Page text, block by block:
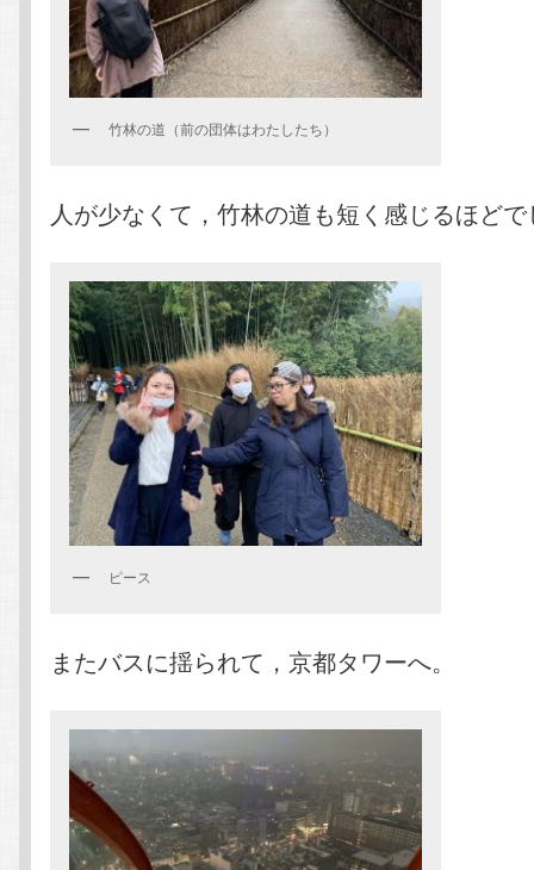
竹林の道（前の団体はわたしたち）
人が少なくて，竹林の道も短く感じるほど
ピース
またバスに揺られて，京都タワーへ。